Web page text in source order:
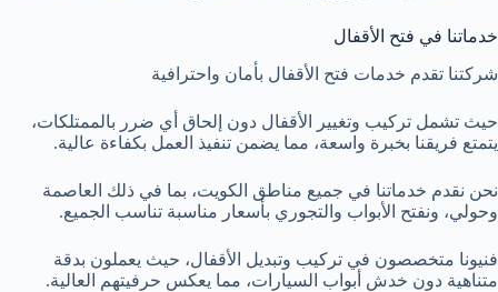
خدماتنا في فتح الأقفال
شركتنا تقدم خدمات فتح الأقفال بأمان واحترافية
حيث تشمل تركيب وتغيير الأقفال دون إلحاق أي ضرر بالممتلكات،
يتمتع فريقنا بخبرة واسعة، مما يضمن تنفيذ العمل بكفاءة عالية.
نحن نقدم خدماتنا في جميع مناطق الكويت، بما في ذلك العاصمة
وحولي، ونفتح الأبواب والتجوري بأسعار مناسبة تناسب الجميع.
فنيونا متخصصون في تركيب وتبديل الأقفال، حيث يعملون بدقة
متناهية دون خدش أبواب السيارات، مما يعكس حرفيتهم العالية.